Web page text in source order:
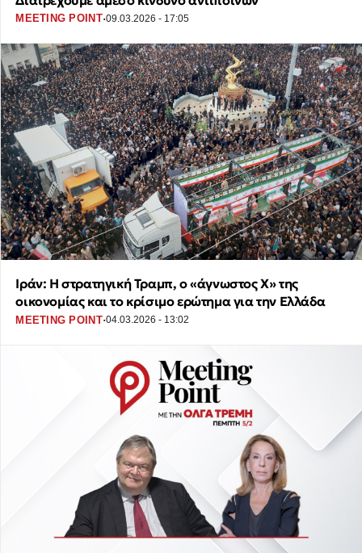
MEETING POINT·09.03.2026 - 17:05
Ιράν: Η στρατηγική Τραμπ, ο «άγνωστος Χ» της
οικονομίας και το κρίσιμο ερώτημα για την Ελλάδα
MEETING POINT·04.03.2026 - 13:02